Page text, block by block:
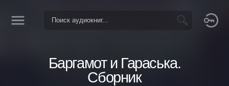
Баргамот и Гараська.
Сборник